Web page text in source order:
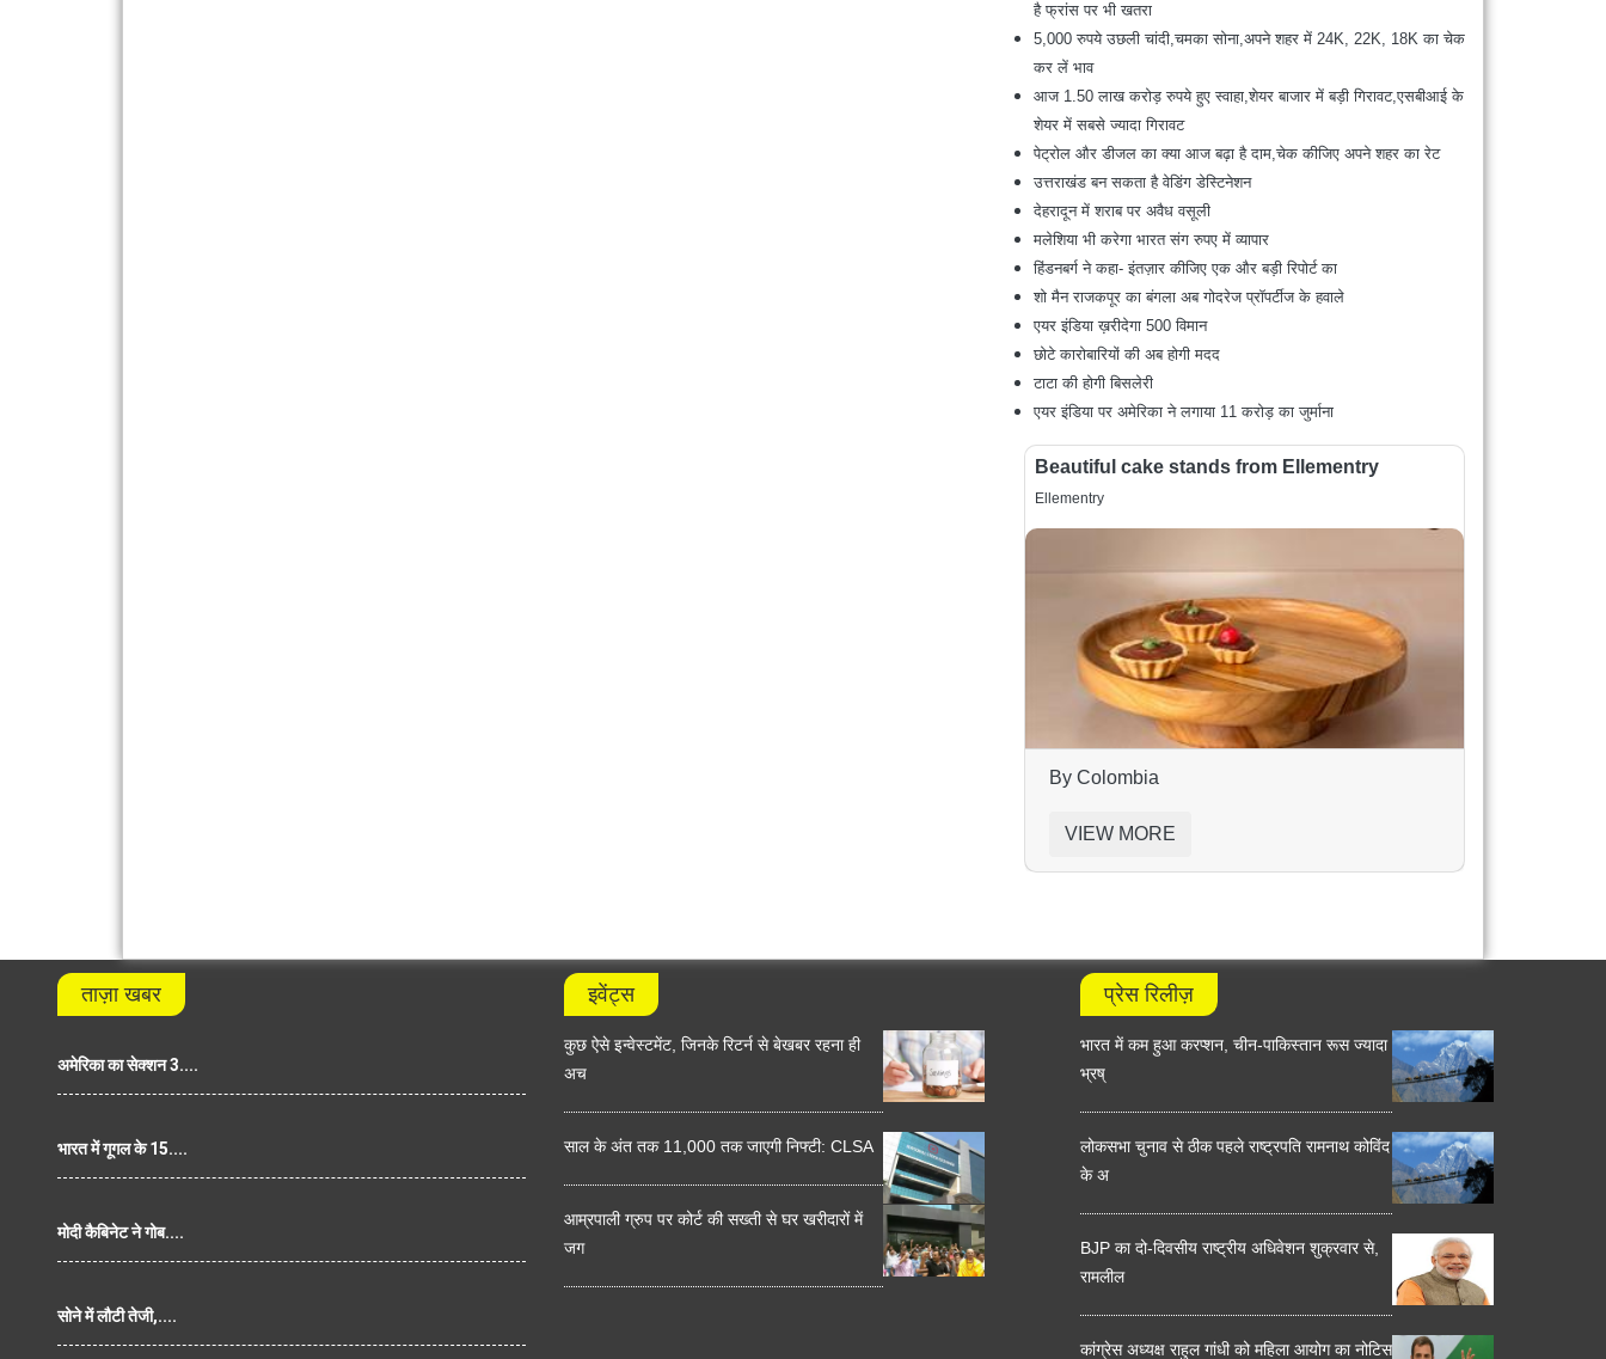
है फ्रांस पर भी खतरा
5,000 रुपये उछली चांदी,चमका सोना,अपने शहर में 24K, 22K, 18K का चेक
कर लें भाव
आज 1.50 लाख करोड़ रुपये हुए स्‍वाहा,शेयर बाजार में बड़ी गिरावट,एसबीआई के
शेयर में सबसे ज्यादा गिरावट
पेट्रोल और डीजल का क्या आज बढ़ा है दाम,चेक कीजिए अपने शहर का रेट
उत्तराखंड बन सकता है वेडिंग डेस्टिनेशन
देहरादून में शराब पर अवैध वसूली
मलेशिया भी करेगा भारत संग रुपए में व्यापार
हिंडनबर्ग ने कहा- इंतज़ार कीजिए एक और बड़ी रिपोर्ट का
शो मैन राजकपूर का बंगला अब गोदरेज प्रॉपर्टीज के हवाले
एयर इंडिया ख़रीदेगा 500 विमान
छोटे कारोबारियों की अब होगी मदद
टाटा की होगी बिसलेरी
एयर इंडिया पर अमेरिका ने लगाया 11 करोड़ का जुर्माना
Beautiful cake stands from Ellementry
Ellementry
By Colombia
VIEW MORE
ताज़ा खबर
अमेरिका का सेक्शन 3....
भारत में गूगल के 15....
मोदी कैबिनेट ने गोब....
सोने में लौटी तेजी,....
इवेंट्स
कुछ ऐसे इन्वेस्टमेंट, जिनके रिटर्न से बेखबर रहना ही
अच
साल के अंत तक 11,000 तक जाएगी निफ्टी: CLSA
आम्रपाली ग्रुप पर कोर्ट की सख्ती से घर खरीदारों में
जग
प्रेस रिलीज़
भारत में कम हुआ करप्शन, चीन-पाकिस्तान रूस ज्यादा
भ्रष्
लोकसभा चुनाव से ठीक पहले राष्ट्रपति रामनाथ कोविंद
के अ
BJP का दो-दिवसीय राष्ट्रीय अधिवेशन शुक्रवार से,
रामलील
कांग्रेस अध्यक्ष राहुल गांधी को महिला आयोग का नोटिस